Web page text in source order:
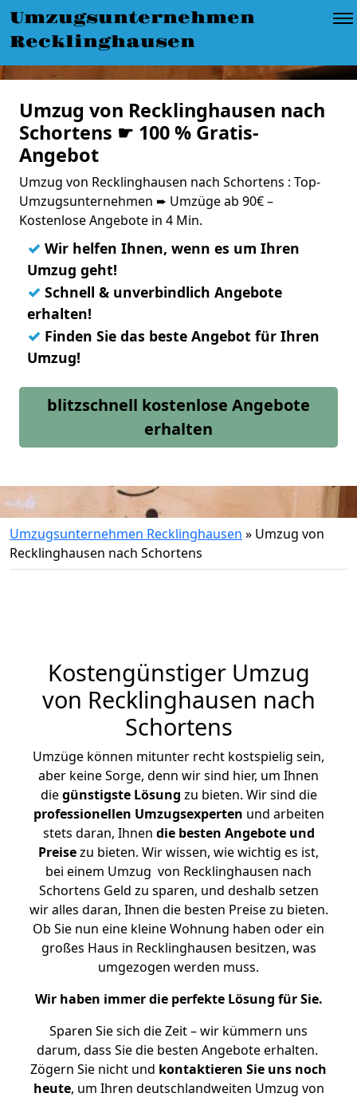
Umzugsunternehmen
Recklinghausen
Umzug von Recklinghausen nach
Schortens ☛ 100 % Gratis-
Angebot
Umzug von Recklinghausen nach Schortens : Top-
Umzugsunternehmen ➨ Umzüge ab 90€ –
Kostenlose Angebote in 4 Min.
✓ Wir helfen Ihnen, wenn es um Ihren
Umzug geht!
✓ Schnell & unverbindlich Angebote
erhalten!
✓ Finden Sie das beste Angebot für Ihren
Umzug!
blitzschnell kostenlose Angebote
erhalten
Umzugsunternehmen Recklinghausen » Umzug von
Recklinghausen nach Schortens
Kostengünstiger Umzug
von Recklinghausen nach
Schortens
Umzüge können mitunter recht kostspielig sein,
aber keine Sorge, denn wir sind hier, um Ihnen
diegünstigste Lösung zu bieten. Wir sind die
professionellen Umzugsexperten und arbeiten
stets daran, Ihnen die besten Angebote und
Preisezu bieten. Wir wissen, wie wichtig es ist,
bei einem Umzug von Recklinghausen nach
Schortens Geld zu sparen, und deshalb setzen
wir alles daran, Ihnen die besten Preise zu bieten.
Ob Sie nun eine kleine Wohnung haben oder ein
großes Haus in Recklinghausen besitzen, was
umgezogen werden muss.
Wir haben immer die perfekte Lösung für Sie.
Sparen Sie sich die Zeit – wir kümmern uns
darum, dass Sie die besten Angebote erhalten.
Zögern Sie nicht und kontaktieren Sie uns noch
heute, um Ihren deutschlandweiten Umzug von